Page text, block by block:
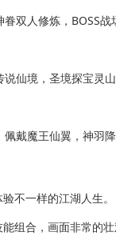
人修炼，BOSS战
境，圣境探宝灵山
魔王仙翼，神羽降
一样的江湖人生。
合，画面非常的壮